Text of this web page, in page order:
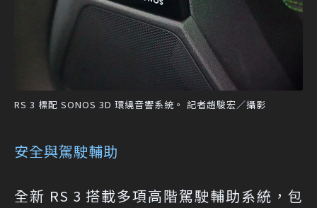
RS 3 標配 SONOS 3D 環繞音響系統。 記者趙駿宏／攝影
安全與駕駛輔助
全新 RS 3 搭載多項高階駕駛輔助系統，包